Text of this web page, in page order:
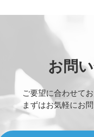
お問
ご要望に合わせて
まずはお気軽にお